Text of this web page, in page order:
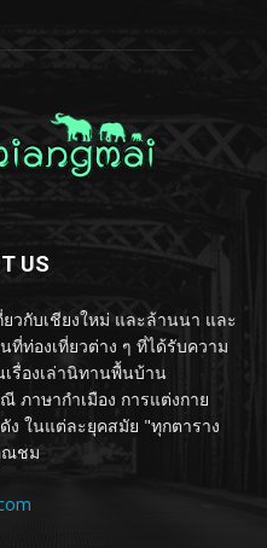
US
วกับเชียงใหม่ และล้านนา และ
ที่ท่องเที่ยวต่าง ๆ ที่ได้รับความ
รื่องเล่านิทานพื้นบ้าน
ภาษากำเมือง การแต่งกาย
ง ในแต่ละยุคสมัย "ทุกตาราง
ณชม